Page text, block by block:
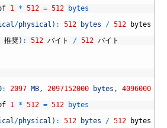
1 * 512 = 512
bytes
/physical ) : 512 bytes / 512
bytes
推奨) : 512 バイト / 512 バイト
: 2097 MB , 2097152000 bytes , 4096000
1 * 512 = 512
bytes
/physical ) : 512 bytes / 512
bytes